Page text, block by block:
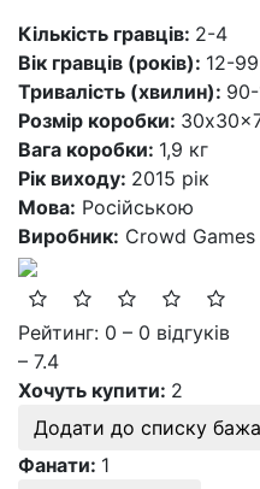
Кількість гравців: 2-4
Вік гравців (років): 12-
Тривалість (хвилин):
Розмір коробки:
Вага коробки: 1,9 кг
Рік виходу: 2015 рік
Мова: Російською
Виробник: Crowd Games
Рейтинг: 0 – 0 відгуків
– 7.4
Хочуть купити: 2
Додати до списку
Фанати: 1